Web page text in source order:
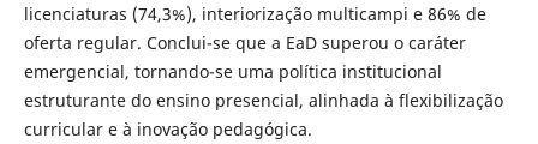
licenciaturas (74,3%), interiorização multicampi e 86% de
oferta regular. Conclui-se que a EaD superou o caráter
emergencial, tornando-se uma política institucional
estruturante do ensino presencial, alinhada à flexibilização
curricular e à inovação pedagógica.